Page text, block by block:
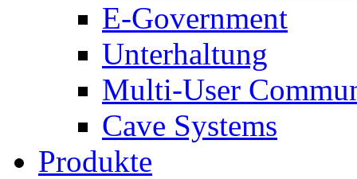
E-Government
Unterhaltung
Multi-User
Cave Systems
Produkte